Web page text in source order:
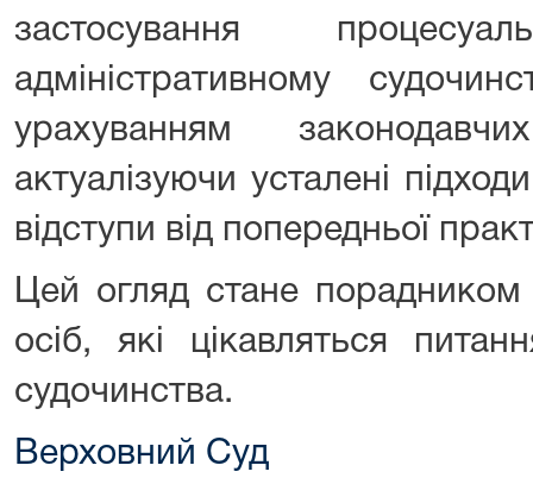
застосування
адміністративному
урахуванням
актуалізуючи усталені
відступи від попередньої
Цей огляд стане порадником
осіб, які цікавляться
судочинства.
Верховний Суд